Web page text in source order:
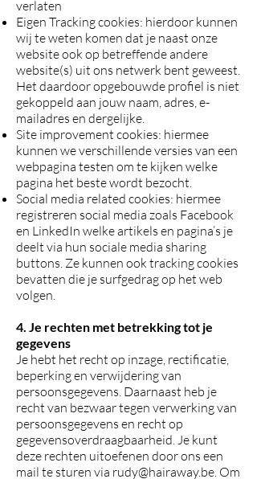
verlaten
Eigen Tracking cookies: hierdoor kunnen
wij te weten komen dat je naast onze
website ook op betreffende andere
website(s) uit ons netwerk bent geweest.
Het daardoor opgebouwde profiel is niet
gekoppeld aan jouw naam, adres, e-
mailadres en dergelijke.
Site improvement cookies: hiermee
kunnen we verschillende versies van een
webpagina testen om te kijken welke
pagina het beste wordt bezocht.
Social media related cookies: hiermee
registreren social media zoals Facebook
en LinkedIn welke artikels en pagina’s je
deelt via hun sociale media sharing
buttons. Ze kunnen ook tracking cookies
bevatten die je surfgedrag op het web
volgen.
4. Je rechten met betrekking tot je
gegevens
Je hebt het recht op inzage, rectificatie,
beperking en verwijdering van
persoonsgegevens. Daarnaast heb je
recht van bezwaar tegen verwerking van
persoonsgegevens en recht op
gegevensoverdraagbaarheid. Je kunt
deze rechten uitoefenen door ons een
mail te sturen via rudy@hairaway.be. Om